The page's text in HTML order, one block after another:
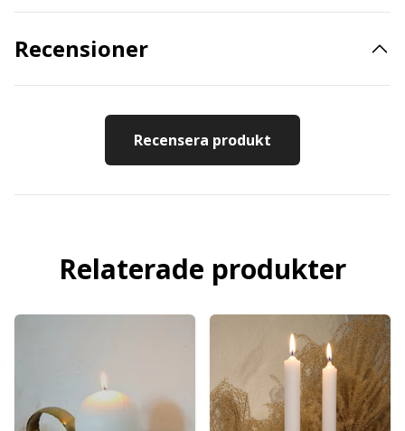
Recensioner
Recensera produkt
Relaterade produkter